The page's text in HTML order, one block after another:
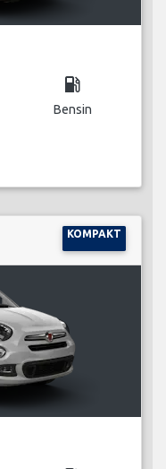
local_gas_station
Bensin
KOMPAKT